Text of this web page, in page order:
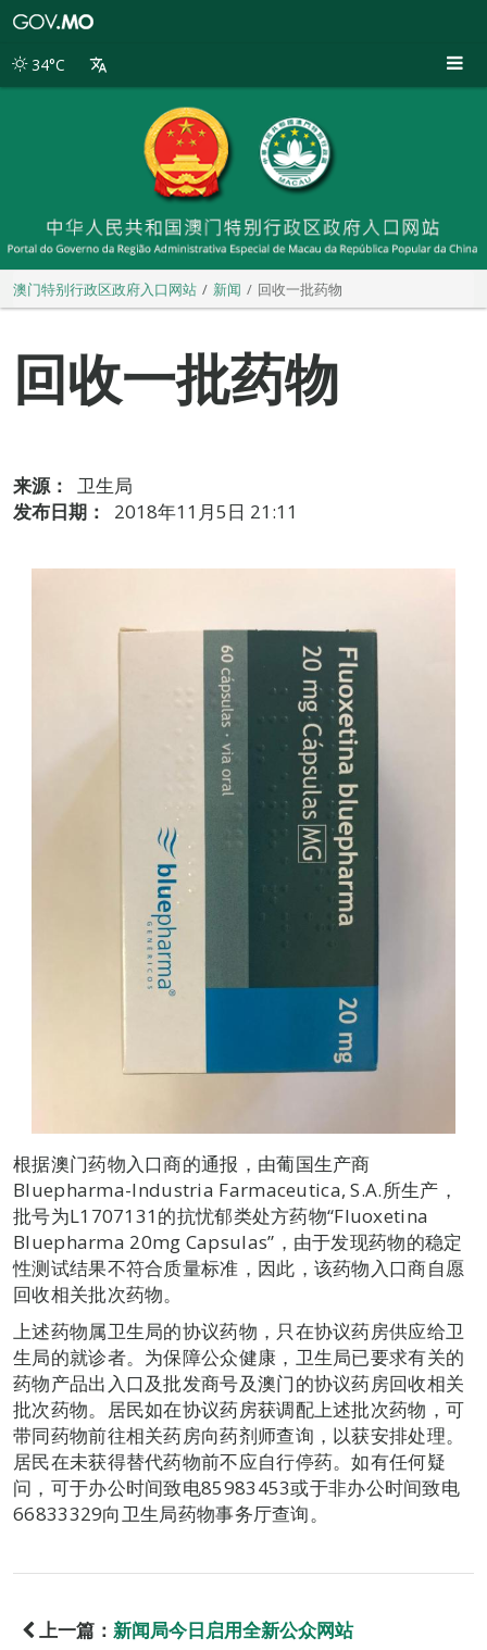
别
34°C
澳门特别行政区政府入口网站 新闻 回收一批药物
回收一批药物
来源：
卫生局
发布日期：
2018年11月5日 21:11
根据澳门药物入口商的通报，由葡国生产商
Bluepharma-Industria Farmaceutica, S.A.所生产，
批号为L1707131的抗忧郁类处方药物“Fluoxetina
Bluepharma 20mg Capsulas”，由于发现药物的稳定
性测试结果不符合质量标准，因此，该药物入口商自愿
回收相关批次药物。
上述药物属卫生局的协议药物，只在协议药房供应给卫
生局的就诊者。为保障公众健康，卫生局已要求有关的
药物产品出入口及批发商号及澳门的协议药房回收相关
批次药物。居民如在协议药房获调配上述批次药物，可
带同药物前往相关药房向药剂师查询，以获安排处理。
居民在未获得替代药物前不应自行停药。如有任何疑
问，可于办公时间致电85983453或于非办公时间致电
66833329向卫生局药物事务厅查询。
上一篇： 新闻局今日启用全新公众网站